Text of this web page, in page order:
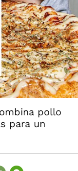
pollo
para un